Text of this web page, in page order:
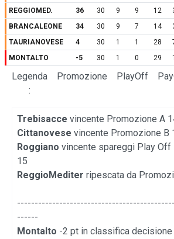
REGGIOMED.
36 30 9 9 12
BRANCALEONE
34 30 9 7 14
TAURIANOVESE
4 30 1 1 28
MONTALTO
-5 30 1 0 29
Legenda
:
Promozione PlayOff
Trebisacce vincente Promozione A
Cittanovese vincente Promozione B
Roggiano vincente spareggi Play
15
ReggioMediter ripescata da
------
Montalto -2 pt in classifica decisione